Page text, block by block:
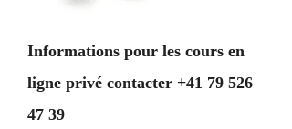
Informations pour les cours en
ligne privé contacter +41 79 526
47 39